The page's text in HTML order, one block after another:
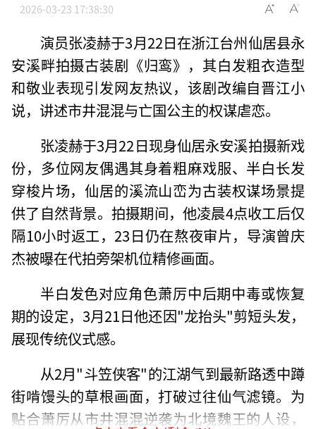
2026-03-23 17:38:30
演员张凌赫于3月22日在浙江台州仙居县永
安溪畔拍摄古装剧《归鸾》，其白发粗衣造型
和敬业表现引发网友热议，该剧改编自晋江小
说，讲述市井混混与亡国公主的权谋虐恋。
张凌赫于3月22日现身仙居永安溪拍摄新戏
份，多位网友偶遇其身着粗麻戏服、半白长发
穿梭片场，仙居的溪流山峦为古装权谋场景提
供了自然背景。拍摄期间，他凌晨4点收工后仅
隔10小时返工，23日仍在熬夜审片，导演曾庆
杰被曝在代拍旁架机位精修画面。
半白发色对应角色萧厉中后期中毒或恢复
期的设定，3月21日他还因"龙抬头"剪短头发，
展现传统仪式感。
从2月"斗笠侠客"的江湖气到最新路透中蹲
街啃馒头的草根画面，打破过往仙气滤镜。为
贴合萧厉从市井混混逆袭为北境魏王的人设，